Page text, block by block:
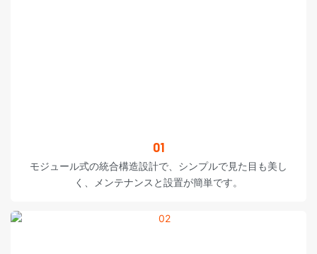
01
モジュール式の統合構造設計で、シンプルで見た目も美し
く、メンテナンスと設置が簡単です。